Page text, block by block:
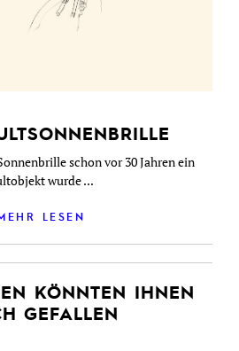
schon vor 30 Jahren ein
wurde ...
LESEN
KÖNNTEN IHNEN
GEFALLEN